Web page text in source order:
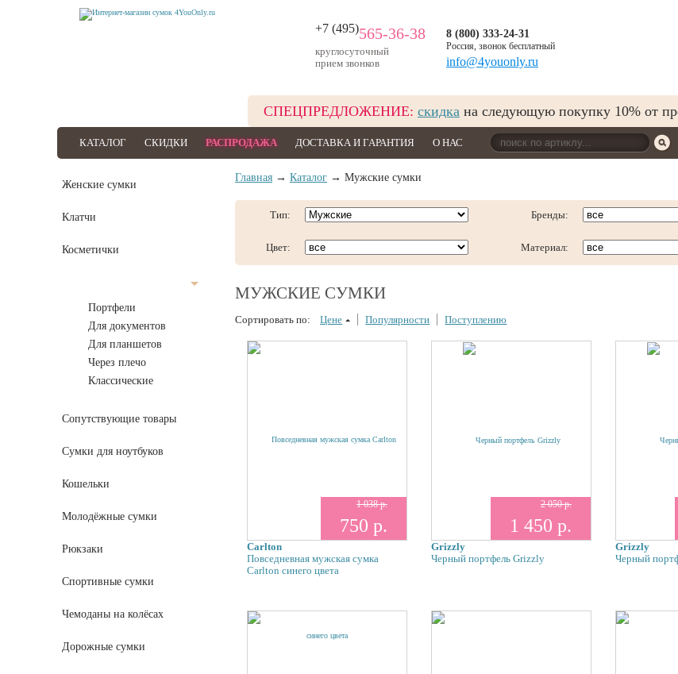
+7 (495)565-36-38
круглосуточный
прием звонков
8 (800) 333-24-31
Россия, звонок бесплатный
info@4youonly.ru
СПЕЦПРЕДЛОЖЕНИЕ: скидка на следующую покупку 10% от
КАТАЛОГ СКИДКИ РАСПРОДАЖА ДОСТАВКА И ГАРАНТИЯ О НАС
Женские сумки
Клатчи
Косметички
Портфели
Для документов
Для планшетов
Через плечо
Классические
Сопутствующие товары
Сумки для ноутбуков
Кошельки
Молодёжные сумки
Рюкзаки
Спортивные сумки
Чемоданы на колёсах
Дорожные сумки
Главная → Каталог → Мужские сумки
Тип: Бренды:
Цвет: Материал:
МУЖСКИЕ СУМКИ
Сортировать по: Цене Популярности Поступлению
1 038 р.
750 р.
Carlton
Повседневная мужская сумка
Carlton синего цвета
2 050 р.
1 450 р.
Grizzly
Черный портфель Grizzly
Grizzly
Черный